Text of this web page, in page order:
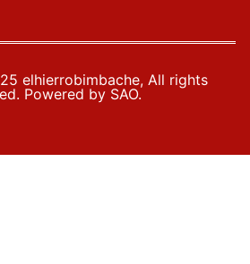
elhierrobimbache, All rights
Powered by SAO.